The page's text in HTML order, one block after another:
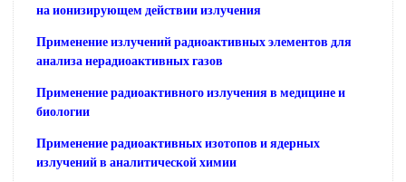
на ионизирующем действии излучения
Применение излучений радиоактивных элементов для
анализа нерадиоактивных газов
Применение радиоактивного излучения в медицине и
биологии
Применение радиоактивных изотопов и ядерных
излучений в аналитической химии